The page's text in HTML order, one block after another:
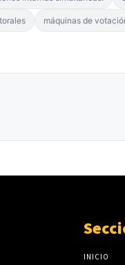
máquinas de
INICIO